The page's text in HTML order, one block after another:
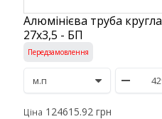
Алюмінієва труба кругла
27х3,5 - БП
Передзамовлення
Ціна 124615.92 грн